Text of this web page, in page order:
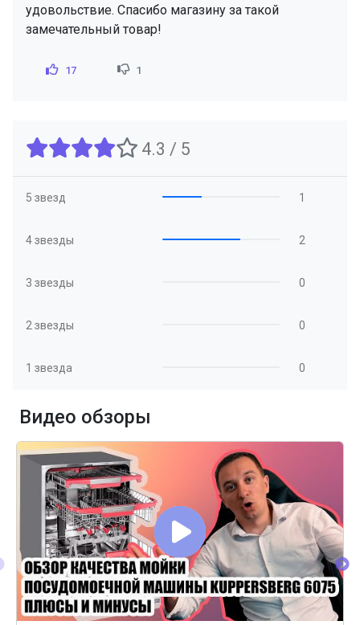
удовольствие. Спасибо магазину за такой
замечательный товар!
17 1
4.3 / 5
5 звезд 1
4 звезды 2
3 звезды 0
2 звезды 0
1 звезда 0
Видео обзоры